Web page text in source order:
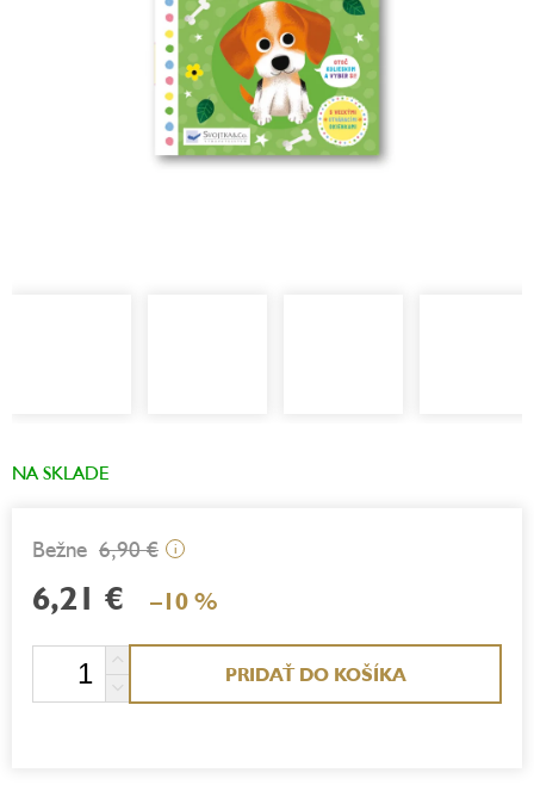
NA SKLADE
6,90 € i
6,21 € –10 %
PRIDAŤ DO KOŠÍKA